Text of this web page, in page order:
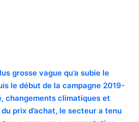
grosse vague qu’a subie le
le début de la campagne 2019-
changements climatiques et
prix d’achat, le secteur a tenu